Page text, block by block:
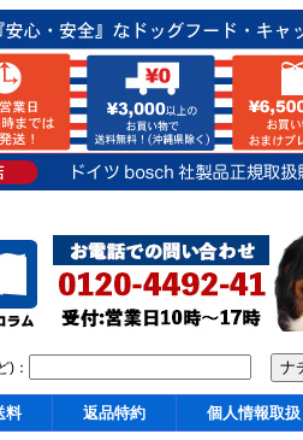
)：
料 返品特約 個人情報取扱